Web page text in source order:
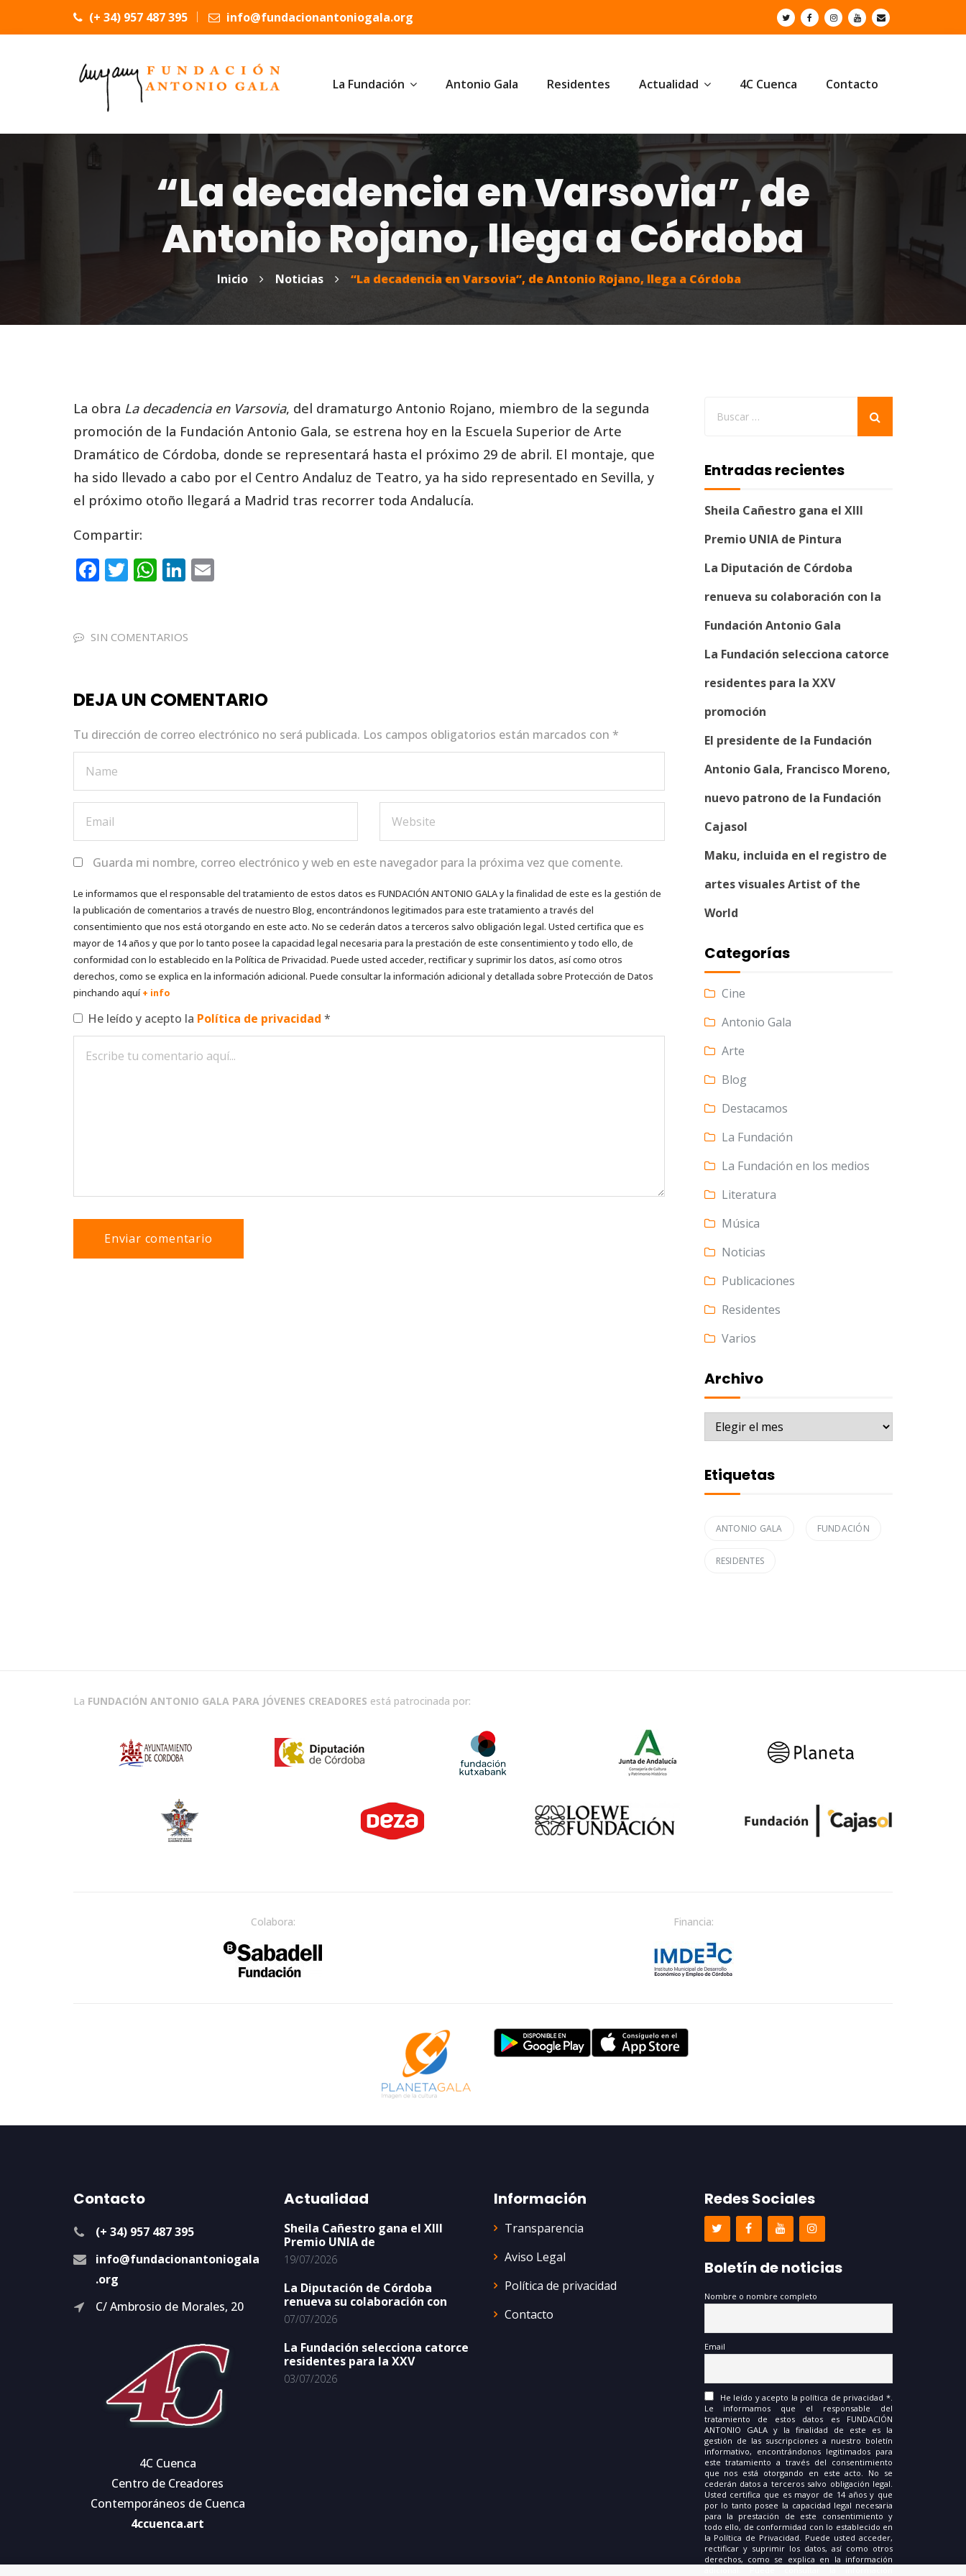
(+ 34) 957 487 395 info@fundacionantoniogala.org
La Fundación Antonio Gala Residentes Actualidad 4C Cuenca Contacto
“La decadencia en Varsovia”, de
Antonio Rojano, llega a Córdoba
Inicio Noticias “La decadencia en Varsovia”, de Antonio Rojano, llega a Córdoba
La obra La decadencia en Varsovia, del dramaturgo Antonio Rojano, miembro de la segunda
promoción de la Fundación Antonio Gala, se estrena hoy en la Escuela Superior de Arte
Dramático de Córdoba, donde se representará hasta el próximo 29 de abril. El montaje, que
ha sido llevado a cabo por el Centro Andaluz de Teatro, ya ha sido representado en Sevilla, y
el próximo otoño llegará a Madrid tras recorrer toda Andalucía.
Compartir:
F
e
o
k
T
te
W
ts
p
Li
e
SIN COMENTARIOS
DEJA UN COMENTARIO
Tu dirección de correo electrónico no será publicada. Los campos obligatorios están marcados con *
Guarda mi nombre, correo electrónico y web en este navegador para la próxima vez que comente.
Le informamos que el responsable del tratamiento de estos datos es FUNDACIÓN ANTONIO GALA y la finalidad de este es la gestión de
la publicación de comentarios a través de nuestro Blog, encontrándonos legitimados para este tratamiento a través del
consentimiento que nos está otorgando en este acto. No se cederán datos a terceros salvo obligación legal. Usted certifica que es
mayor de 14 años y que por lo tanto posee la capacidad legal necesaria para la prestación de este consentimiento y todo ello, de
conformidad con lo establecido en la Política de Privacidad. Puede usted acceder, rectificar y suprimir los datos, así como otros
derechos, como se explica en la información adicional. Puede consultar la información adicional y detallada sobre Protección de Datos
pinchando aquí+ info
He leído y acepto la Política de privacidad *
Entradas recientes
Sheila Cañestro gana el XIII
Premio UNIA de Pintura
La Diputación de Córdoba
renueva su colaboración con la
Fundación Antonio Gala
La Fundación selecciona catorce
residentes para la XXV
promoción
El presidente de la Fundación
Antonio Gala, Francisco Moreno,
nuevo patrono de la Fundación
Cajasol
Maku, incluida en el registro de
artes visuales Artist of the
World
Categorías
Cine
Antonio Gala
Arte
Blog
Destacamos
La Fundación
La Fundación en los medios
Literatura
Música
Noticias
Publicaciones
Residentes
Varios
Archivo
Archivo
Etiquetas
ANTONIO GALA FUNDACIÓN
RESIDENTES
La FUNDACIÓN ANTONIO GALA PARA JÓVENES CREADORES está patrocinada por:
Colabora: Financia:
Contacto
(+ 34) 957 487 395
info@fundacionantoniogala
.org
C/ Ambrosio de Morales, 20
4C Cuenca
Centro de Creadores
Contemporáneos de Cuenca
4ccuenca.art
Actualidad
Sheila Cañestro gana el XIII
Premio UNIA de
19/07/2026
La Diputación de Córdoba
renueva su colaboración con
07/07/2026
La Fundación selecciona catorce
residentes para la XXV
03/07/2026
Información
Transparencia
Aviso Legal
Política de privacidad
Contacto
Redes Sociales
Boletín de noticias
Nombre o nombre completo
Email
He leído y acepto la política de privacidad *.
Le informamos que el responsable del
tratamiento de estos datos es FUNDACIÓN
ANTONIO GALA y la finalidad de este es la
gestión de las suscripciones a nuestro boletín
informativo, encontrándonos legitimados para
este tratamiento a través del consentimiento
que nos está otorgando en este acto. No se
cederán datos a terceros salvo obligación legal.
Usted certifica que es mayor de 14 años y que
por lo tanto posee la capacidad legal necesaria
para la prestación de este consentimiento y
todo ello, de conformidad con lo establecido en
la Política de Privacidad. Puede usted acceder,
rectificar y suprimir los datos, así como otros
derechos, como se explica en la información